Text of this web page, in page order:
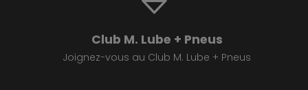
Club M. Lube + Pneus
Joignez-vous au Club M. Lube + Pneus